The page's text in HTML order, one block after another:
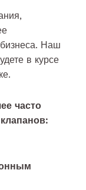
Наш
в курсе
часто